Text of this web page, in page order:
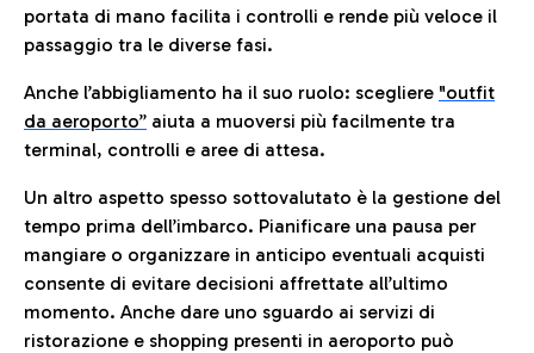
portata di mano facilita i controlli e rende più veloce il
passaggio tra le diverse fasi.
Anche l’abbigliamento ha il suo ruolo: scegliere "outfit
da aeroporto” aiuta a muoversi più facilmente tra
terminal, controlli e aree di attesa.
Un altro aspetto spesso sottovalutato è la gestione del
tempo prima dell’imbarco. Pianificare una pausa per
mangiare o organizzare in anticipo eventuali acquisti
consente di evitare decisioni affrettate all’ultimo
momento. Anche dare uno sguardo ai servizi di
ristorazione e shopping presenti in aeroporto può